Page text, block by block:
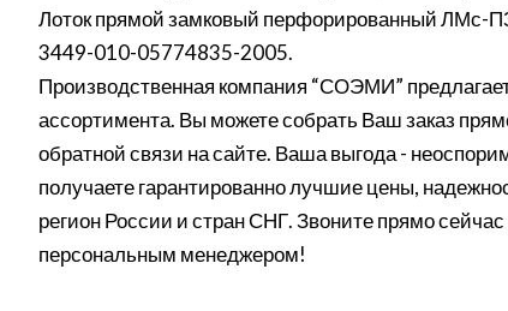
Лоток прямой замковый перфорированный ЛМс-
3449-010-05774835-2005.
Производственная компания “СОЭМИ”
ассортимента. Вы можете собрать Ваш заказ
обратной связи на сайте. Ваша выгода -
получаете гарантированно лучшие цены,
регион России и стран СНГ. Звоните прямо
персональным менеджером!